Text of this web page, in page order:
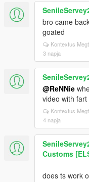
bro came
goated
Kontextus
3 napja
@ReNNie
video with
Kontextus
4 napja
Customs
does ts work